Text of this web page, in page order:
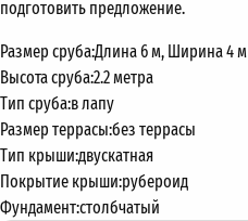
подготовить предложение.
Размер сруба:Длина 6 м, Ширина 4 м
Высота сруба:2.2 метра
Тип сруба:в лапу
Размер террасы:без террасы
Тип крыши:двускатная
Покрытие крыши:рубероид
Фундамент:столбчатый